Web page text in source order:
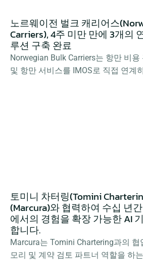
노르웨이전 벌크 캐리어스
Carriers), 4주 미만 만에 3개의
루션 구축 완료
Norwegian Bulk Carriers는 항만 비
및 항만 서비스를 IMOS로 직접 연계
토미니 차터링(Tomini
(Marcura)와 협력하여 수십 년
에서의 경험을 확장 가능한 AI
합니다.
Marcura는 Tomini Chartering과의 협
모리 및 계약 검토 파트너 역할을 하